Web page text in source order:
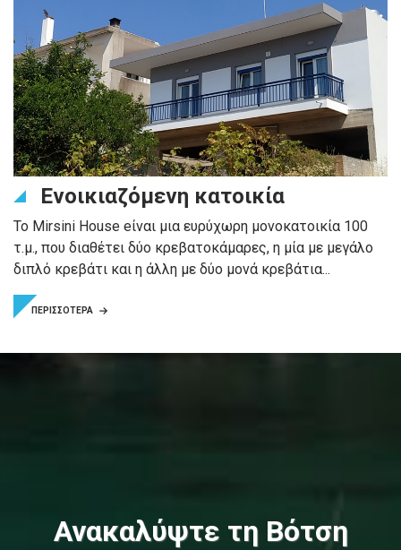
Ενοικιαζόμενη κατοικία
Το Mirsini House eίναι μια ευρύχωρη μονοκατοικία 100
τ.μ., που διαθέτει δύο κρεβατοκάμαρες, η μία με μεγάλο
διπλό κρεβάτι και η άλλη με δύο μονά κρεβάτια...
ΠΕΡΙΣΣΟΤΕΡΑ
Ανακαλύψτε τη Βότση